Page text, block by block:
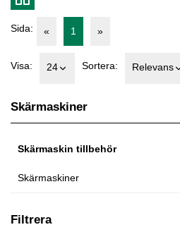
Skärmaskiner
Skärmaskin tillbehör
Skärmaskiner
Filtrera
Sida: « 1 »
Visa: 24 Sortera: Relevans